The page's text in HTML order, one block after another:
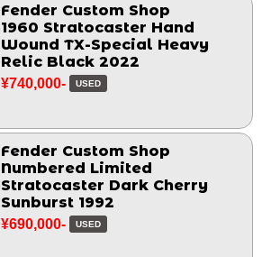
Fender Custom Shop
1960 Stratocaster Hand
Wound TX-Special Heavy
Relic Black 2022
¥740,000- USED
Fender Custom Shop
Numbered Limited
Stratocaster Dark Cherry
Sunburst 1992
¥690,000- USED